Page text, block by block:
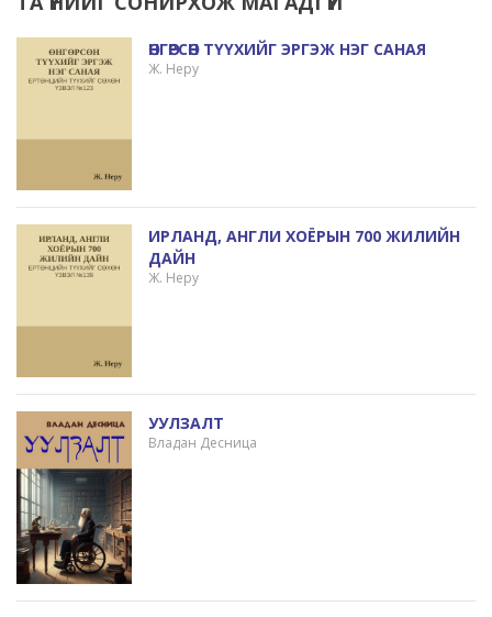
ӨНГӨРСӨН ТҮҮХИЙГ ЭРГЭЖ НЭГ САНАЯ
Ж. Неру
ИРЛАНД, АНГЛИ ХОЁРЫН 700 ЖИЛИЙН
ДАЙН
Ж. Неру
УУЛЗАЛТ
Владан Десница